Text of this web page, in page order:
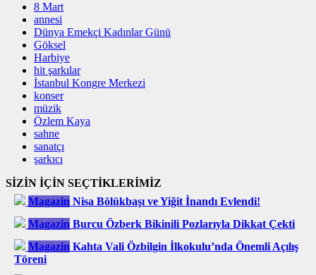
8 Mart
annesi
Dünya Emekçi Kadınlar Günü
Göksel
Harbiye
hit şarkılar
İstanbul Kongre Merkezi
konser
müzik
Özlem Kaya
sahne
sanatçı
şarkıcı
SİZİN İÇİN SEÇTİKLERİMİZ
Magazin Nisa Bölükbaşı ve Yiğit İnandı Evlendi!
Magazin Burcu Özberk Bikinili Pozlarıyla Dikkat Çekti
Magazin Kahta Vali Özbilgin İlkokulu’nda Önemli Açılış
Töreni